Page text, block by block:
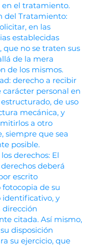
en el tratamiento.
del Tratamiento:
en las
establecidas
que no se traten sus
de la mera
de los mismos.
derecho a recibir
carácter personal en
de uso
mecánica, y
a otro
siempre que sea
posible.
derechos: El
deberá
escrito
de su
y
dirección
citada. Así mismo,
disposición
su ejercicio, que